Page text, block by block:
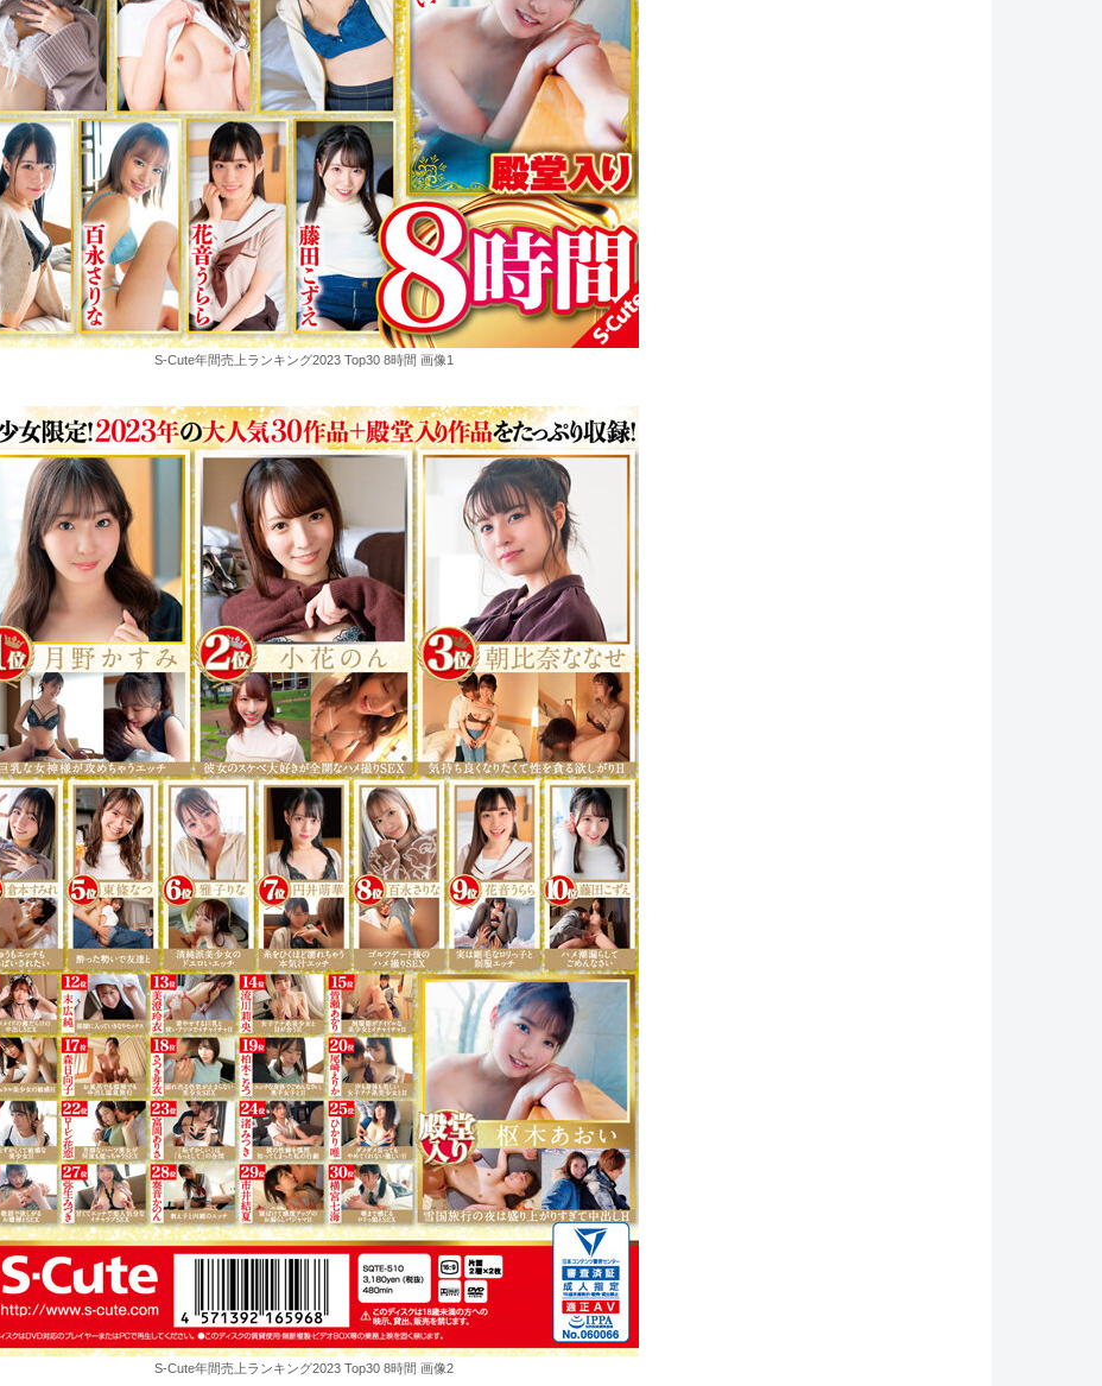
S-Cute年間売上ランキング2023 Top30 8時間 画像1
S-Cute年間売上ランキング2023 Top30 8時間 画像2